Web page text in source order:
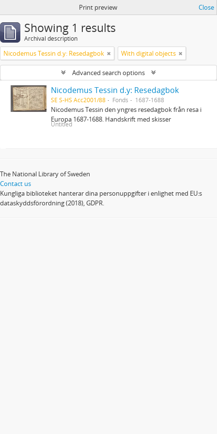
Print preview Close
Showing 1 results
Archival description
Nicodemus Tessin d.y: Resedagbok With digital objects
Advanced search options
Nicodemus Tessin d.y: Resedagbok
SE S-HS Acc2001/88 Fonds 1687-1688
Nicodemus Tessin den yngres resedagbok från resa i
Europa 1687-1688. Handskrift med skisser
Untitled
The National Library of Sweden
Contact us
Kungliga biblioteket hanterar dina personuppgifter i enlighet med EU:s
dataskyddsförordning (2018), GDPR.